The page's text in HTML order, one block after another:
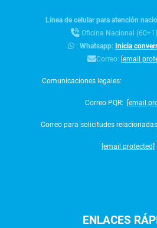
Línea de celular para atención
Oficina Nacional
:Whatsapp: Inicia
Correo: [email
Comunicaciones legales:
Correo PQR: [email
Correo para solicitudes
[email protected]
ENLACES